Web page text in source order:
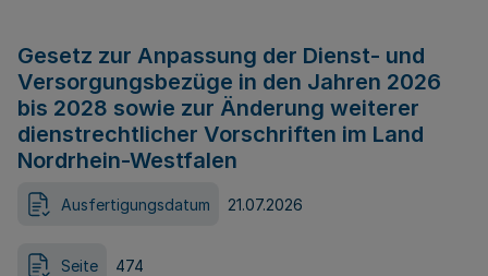
Gesetz zur Anpassung der Dienst- und
Versorgungsbezüge in den Jahren 2026
bis 2028 sowie zur Änderung weiterer
dienstrechtlicher Vorschriften im Land
Nordrhein-Westfalen
Ausfertigungsdatum 21.07.2026
Seite 474